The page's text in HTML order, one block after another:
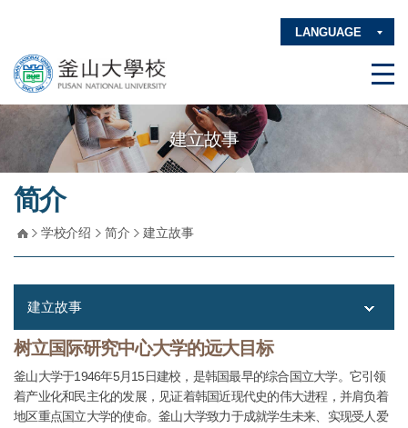
LANGUAGE
建立故事
简介
学校介绍 简介 建立故事
建立故事
树立国际研究中心大学的远大目标
釜山大学于1946年5月15日建校，是韩国最早的综合国立大学。它引领
着产业化和民主化的发展，见证着韩国近现代史的伟大进程，并肩负着
地区重点国立大学的使命。釜山大学致力于成就学生未来、实现受人爱